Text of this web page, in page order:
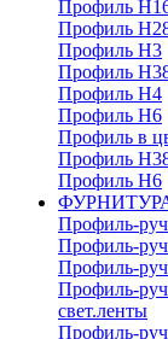
Профиль
Профиль
Профиль H3
Профиль
Профиль H4
Профиль H6
Профиль в
Профиль
Профиль H6
Профиль-
Профиль-
Профиль-
Профиль-
свет.ленты
Профиль-